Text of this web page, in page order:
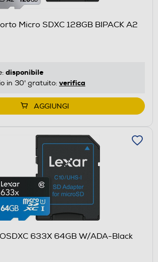
Micro SDXC 128GB BIPACK A2
disponibile
in 30' gratuito: verifica
AGGIUNGI
633X 64GB W/ADA-Black